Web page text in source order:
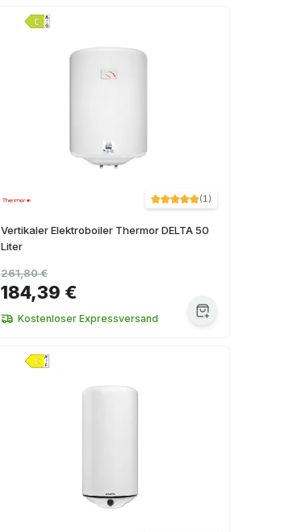
(1)
Vertikaler Elektroboiler Thermor DELTA 50
Liter
184,39 €
261,80 €
Kostenloser Expressversand